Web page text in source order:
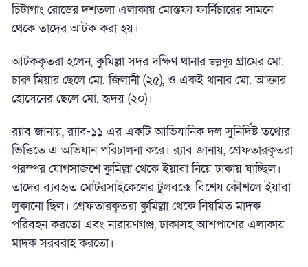
চিটাগাং রোডের দশতলা এলাকায় মোস্তফা ফার্নিচারের সামনে
থেকে তাদের আটক করা হয়।
আটককৃতরা হলেন, কুমিল্লা সদর দক্ষিণ থানারভল্লপুরগ্রামের মো.
চারু মিয়ার ছেলে মো. জিলানী (২৫), ও একই থানার মো. আক্তার
হোসেনের ছেলে মো. হৃদয় (২০)।
র‌্যাব জানায়, র‍্যাব-১১ এর একটি আভিযানিক দল সুনির্দিষ্ট তথ্যের
ভিত্তিতে এ অভিযান পরিচালনা করে। র‍্যাব জানায়, গ্রেফতারকৃতরা
পরস্পর যোগসাজশে কুমিল্লা থেকে ইয়াবা নিয়ে ঢাকায় যাচ্ছিল।
তাদের ব্যবহৃত মোটরসাইকেলের টুলবক্সে বিশেষ কৌশলে ইয়াবা
লুকানো ছিল। গ্রেফতারকৃতরা কুমিল্লা থেকে নিয়মিত মাদক
পরিবহন করতো এবং নারায়ণগঞ্জ, ঢাকাসহ আশপাশের এলাকায়
মাদক সরবরাহ করতো।